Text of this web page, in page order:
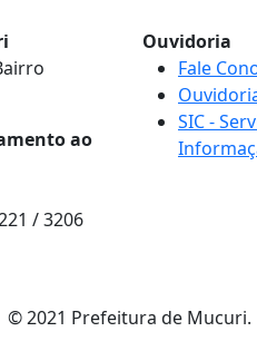
ao
/ 3206
Ouvidoria
Fale
SIC -
© 2021 Prefeitura de Mucuri.